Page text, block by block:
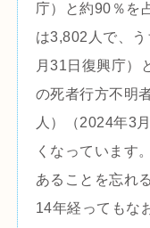
庁）と約90％を
は3,802人で、
月31日復興庁）
の死者行方不明
人）（2024年3
くなっています
あることを忘れ
14年経ってもな